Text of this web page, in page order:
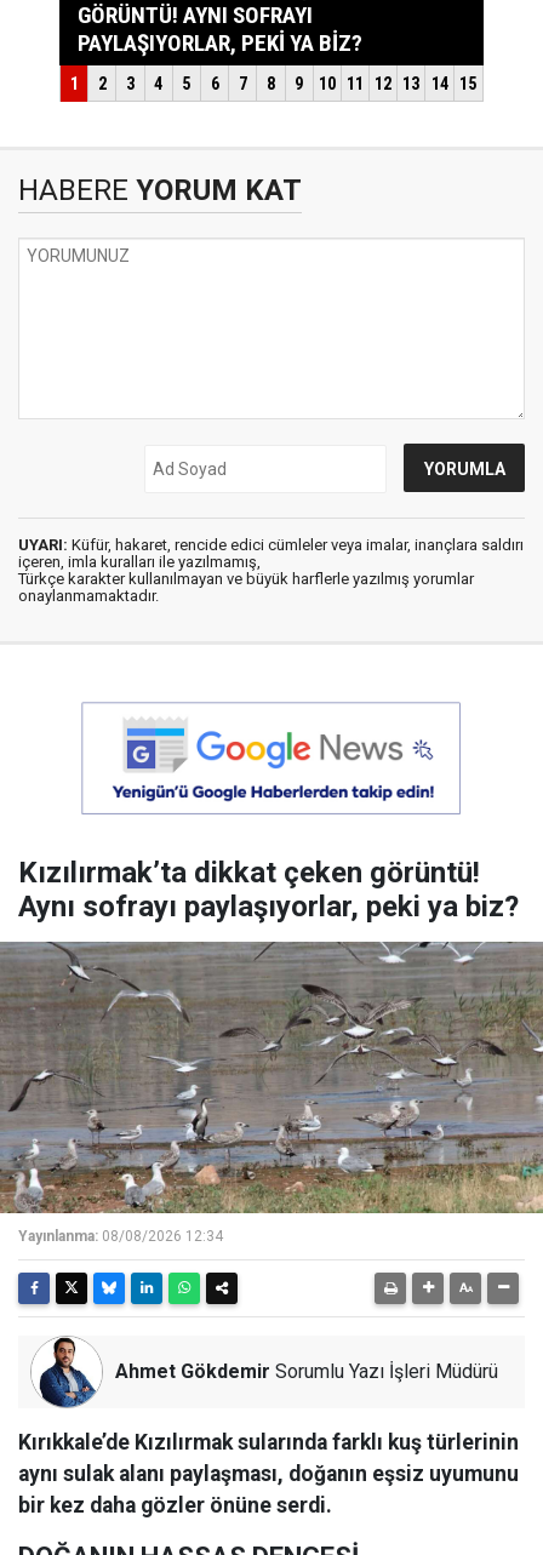
HABERE YORUM KAT
UYARI: Küfür, hakaret, rencide edici cümleler veya imalar, inançlara saldırı
içeren, imla kuralları ile yazılmamış,
Türkçe karakter kullanılmayan ve büyük harflerle yazılmış yorumlar
onaylanmamaktadır.
Kızılırmak’ta dikkat çeken görüntü!
Aynı sofrayı paylaşıyorlar, peki ya biz?
Yayınlanma: 08/08/2026 12:34
Ahmet Gökdemir Sorumlu Yazı İşleri Müdürü
Kırıkkale’de Kızılırmak sularında farklı kuş türlerinin
aynı sulak alanı paylaşması, doğanın eşsiz uyumunu
bir kez daha gözler önüne serdi.